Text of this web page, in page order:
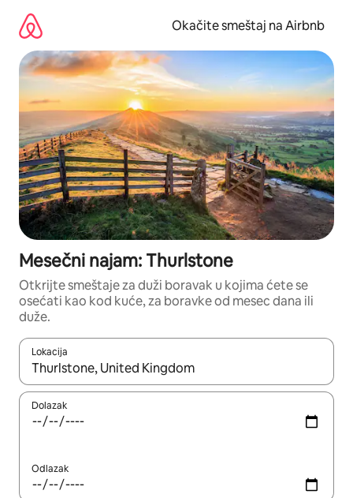
sadržaj
Okačite smeštaj na Airbnb
Mesečni najam: Thurlstone
Otkrijte smeštaje za duži boravak u kojima ćete se
osećati kao kod kuće, za boravke od mesec dana ili
duže.
Lokacija
Kad su rezultati dostupni, možete da se krećete kroz njih
Dolazak
Odlazak